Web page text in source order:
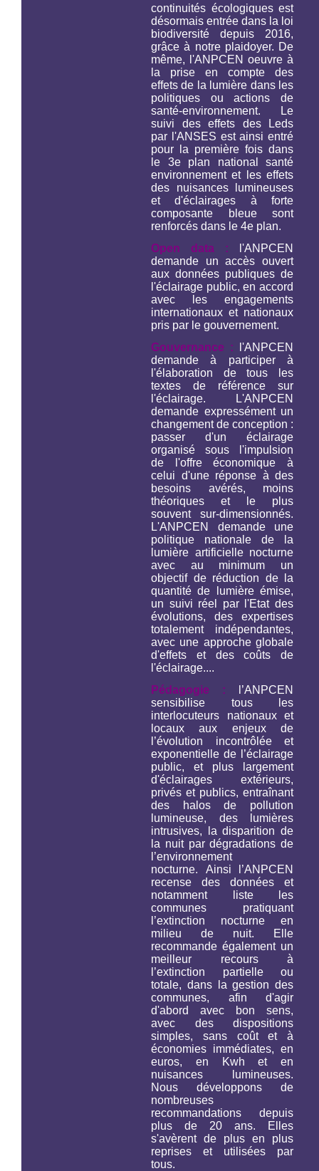
continuités écologiques est
désormais entrée dans la loi
biodiversité depuis 2016,
grâce à notre plaidoyer. De
même, l'ANPCEN oeuvre à
la prise en compte des
effets de la lumière dans les
politiques ou actions de
santé-environnement. Le
suivi des effets des Leds
par l'ANSES est ainsi entré
pour la première fois dans
le 3e plan national santé
environnement et les effets
des nuisances lumineuses
et d'éclairages à forte
composante bleue sont
renforcés dans le 4e plan.
Open data : l'ANPCEN
demande un accès ouvert
aux données publiques de
l'éclairage public, en accord
avec les engagements
internationaux et nationaux
pris par le gouvernement.
Gouvernance :
l'ANPCEN
demande à participer à
l'élaboration de tous les
textes de référence sur
l'éclairage. L'ANPCEN
demande expressément un
changement de conception :
passer d'un éclairage
organisé sous l'impulsion
de l'offre économique à
celui d'une réponse à des
besoins avérés, moins
théoriques et le plus
souvent sur-dimensionnés.
L'ANPCEN demande une
politique nationale de la
lumière artificielle nocturne
avec au minimum un
objectif de réduction de la
quantité de lumière émise,
un suivi réel par l'Etat des
évolutions, des expertises
totalement indépendantes,
avec une approche globale
d'effets et des coûts de
l'éclairage....
Pédagogie :
l’ANPCEN
sensibilise tous les
interlocuteurs nationaux et
locaux aux enjeux de
l’évolution incontrôlée et
exponentielle de l’éclairage
public, et plus largement
d'éclairages extérieurs,
privés et publics, entraînant
des halos de pollution
lumineuse, des lumières
intrusives, la disparition de
la nuit par dégradations de
l’environnement
nocturne. Ainsi l’ANPCEN
recense des données et
notamment liste les
communes pratiquant
l’extinction nocturne en
milieu de nuit. Elle
recommande également un
meilleur recours à
l’extinction partielle ou
totale, dans la gestion des
communes, afin d'agir
d'abord avec bon sens,
avec des dispositions
simples, sans coût et à
économies immédiates, en
euros, en Kwh et en
nuisances lumineuses.
Nous développons de
nombreuses
recommandations depuis
plus de 20 ans. Elles
s'avèrent de plus en plus
reprises et utilisées par
tous.